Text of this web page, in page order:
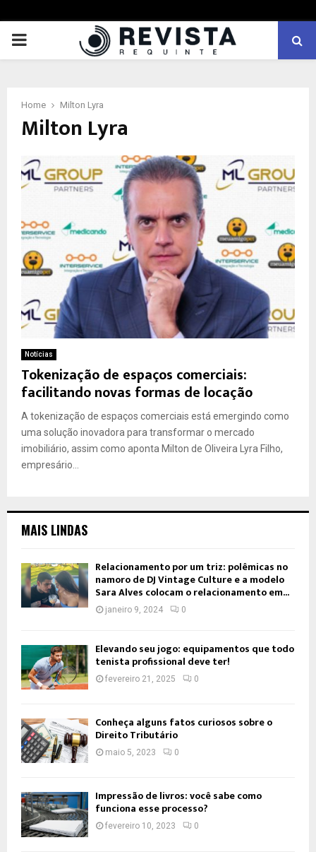
PRIMARY
Home Milton Lyra
Milton Lyra
Notícias
Tokenização de espaços comerciais:
facilitando novas formas de locação
A tokenização de espaços comerciais está emergindo como
uma solução inovadora para transformar o mercado
imobiliário, assim como aponta Milton de Oliveira Lyra Filho,
empresário...
MAIS LINDAS
Relacionamento por um triz: polêmicas no
namoro de DJ Vintage Culture e a modelo
Sara Alves colocam o relacionamento em...
janeiro 9, 2024 0
Elevando seu jogo: equipamentos que todo
tenista profissional deve ter!
fevereiro 21, 2025 0
Conheça alguns fatos curiosos sobre o
Direito Tributário
maio 5, 2023 0
Impressão de livros: você sabe como
funciona esse processo?
fevereiro 10, 2023 0